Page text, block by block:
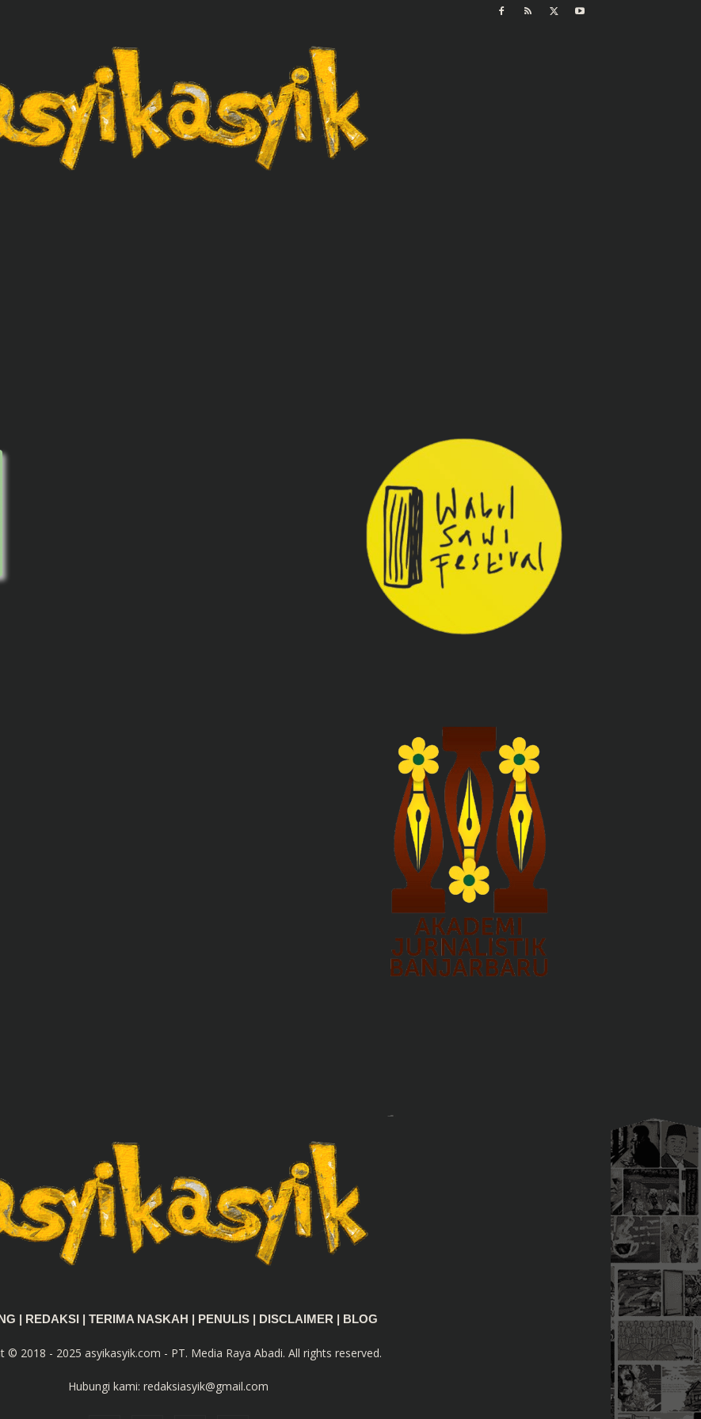
REDAKSI TERIMA NASKAH PENULIS DISCLAIMER BLOG
© 2018 - 2025 asyikasyik.com - PT. Media Raya Abadi. All rights reserved.
Hubungi kami:redaksiasyik@gmail.com